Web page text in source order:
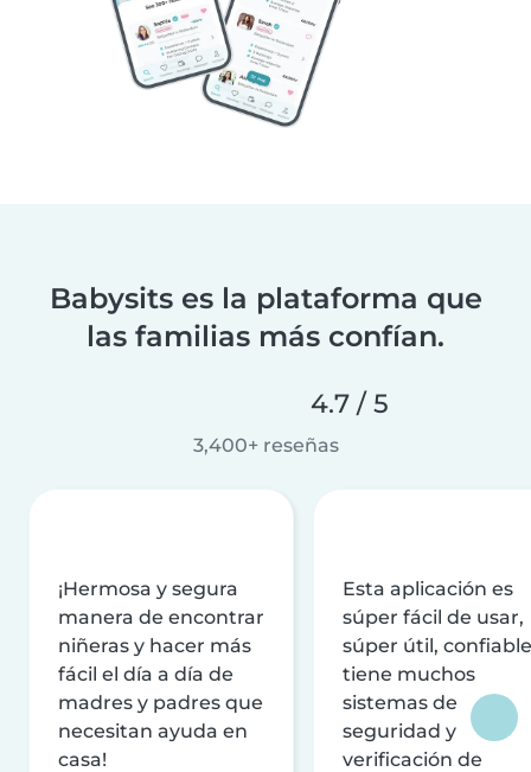
Babysits es la plataforma que
las familias más confían.
4.7 / 5
3,400+ reseñas
¡Hermosa y segura
manera de encontrar
niñeras y hacer más
fácil el día a día de
madres y padres que
necesitan ayuda en
casa!
Esta aplicación es
súper fácil de usar,
súper útil,
tiene muchos
sistemas de
seguridad y
verificación de